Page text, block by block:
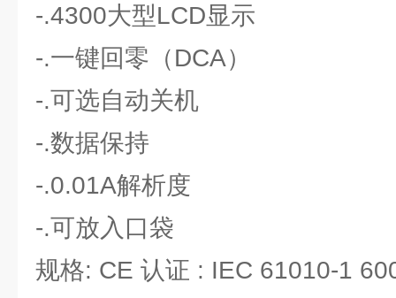
-.4300大型LCD显示
-.一键回零（DCA）
-.可选自动关机
-.数据保持
-.0.01A解析度
-.可放入口袋
规格: CE 认证 : IEC 61010-1